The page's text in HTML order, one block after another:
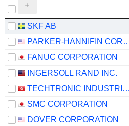
SKF AB
PARKER-HANNIFIN
FANUC CORPORATION
INGERSOLL RAND INC.
TECHTRONIC INDUSTRIES COMPANY LIMITED
SMC CORPORATION
DOVER CORPORATION